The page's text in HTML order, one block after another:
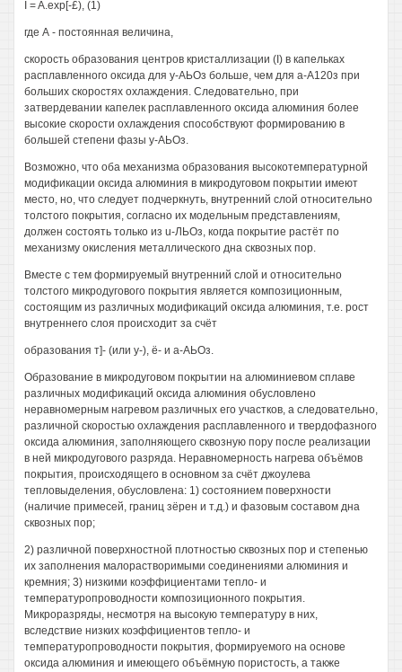
I = A.exp[-£), (1)
где А - постоянная величина,
скорость образования центров кристаллизации (I) в капельках
расплавленного оксида для у-АЬОз больше, чем для а-А120з при
больших скоростях охлаждения. Следовательно, при
затвердевании капелек расплавленного оксида алюминия более
высокие скорости охлаждения способствуют формированию в
большей степени фазы у-АЬОз.
Возможно, что оба механизма образования высокотемпературной
модификации оксида алюминия в микродуговом покрытии имеют
место, но, что следует подчеркнуть, внутренний слой относительно
толстого покрытия, согласно их модельным представлениям,
должен состоять только из u-ЛЬОз, когда покрытие растёт по
механизму окисления металлического дна сквозных пор.
Вместе с тем формируемый внутренний слой и относительно
толстого микродугового покрытия является композиционным,
состоящим из различных модификаций оксида алюминия, т.е. рост
внутреннего слоя происходит за счёт
образования т]- (или у-), ё- и а-АЬОз.
Образование в микродуговом покрытии на алюминиевом сплаве
различных модификаций оксида алюминия обусловлено
неравномерным нагревом различных его участков, а следовательно,
различной скоростью охлаждения расплавленного и твердофазного
оксида алюминия, заполняющего сквозную пору после реализации
в ней микродугового разряда. Неравномерность нагрева объёмов
покрытия, происходящего в основном за счёт джоулева
тепловыделения, обусловлена: 1) состоянием поверхности
(наличие примесей, границ зёрен и т.д.) и фазовым составом дна
сквозных пор;
2) различной поверхностной плотностью сквозных пор и степенью
их заполнения малорастворимыми соединениями алюминия и
кремния; 3) низкими коэффициентами тепло- и
температуропроводности композиционного покрытия.
Микроразряды, несмотря на высокую температуру в них,
вследствие низких коэффициентов тепло- и
температуропроводности покрытия, формируемого на основе
оксида алюминия и имеющего объёмную пористость, а также